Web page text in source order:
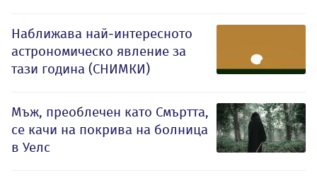
Наближава най-интересното
астрономическо явление за
тази година (СНИМКИ)
Мъж, преоблечен като Смъртта,
се качи на покрива на болница
в Уелс